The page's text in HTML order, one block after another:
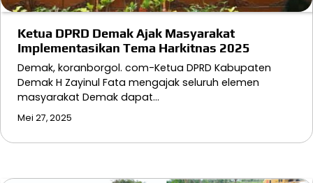
Ketua DPRD Demak Ajak Masyarakat
Implementasikan Tema Harkitnas 2025
Demak, koranborgol. com-Ketua DPRD Kabupaten
Demak H Zayinul Fata mengajak seluruh elemen
masyarakat Demak dapat…
Mei 27, 2025